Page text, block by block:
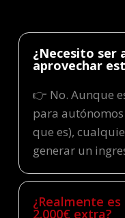
¿Necesito ser
aprovechar
👉 No. Aunque
para
que es),
generar un
¿Realmente
2.000€ extra?